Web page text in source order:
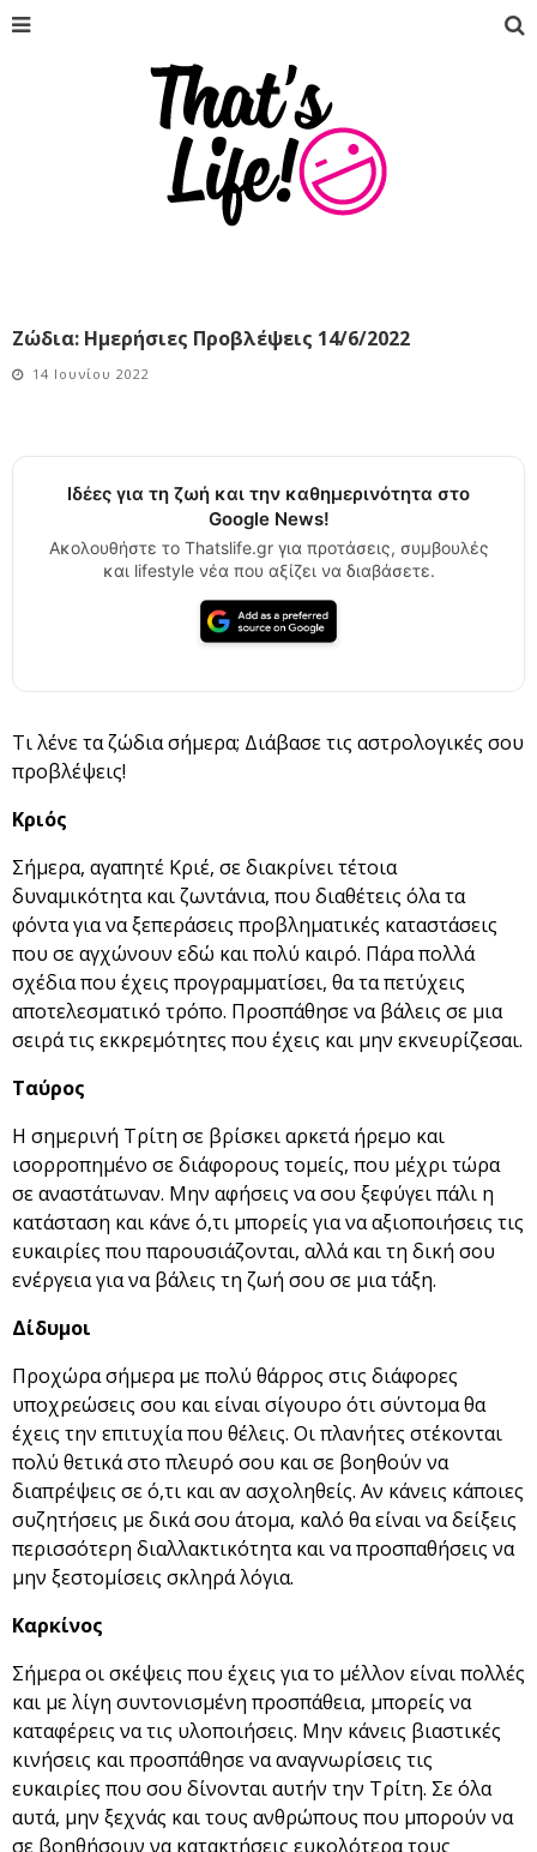
Ζώδια: Ημερήσιες Προβλέψεις 14/6/2022
14 Ιουνίου 2022
Ιδέες για τη ζωή και την καθημερινότητα στο
Google News!
Ακολουθήστε το Thatslife.gr για προτάσεις, συμβουλές
και lifestyle νέα που αξίζει να διαβάσετε.
Τι λένε τα ζώδια σήμερα; Διάβασε τις αστρολογικές σου
προβλέψεις!
Κριός
Σήμερα, αγαπητέ Κριέ, σε διακρίνει τέτοια
δυναμικότητα και ζωντάνια, που διαθέτεις όλα τα
φόντα για να ξεπεράσεις προβληματικές καταστάσεις
που σε αγχώνουν εδώ και πολύ καιρό. Πάρα πολλά
σχέδια που έχεις προγραμματίσει, θα τα πετύχεις
αποτελεσματικό τρόπο. Προσπάθησε να βάλεις σε μια
σειρά τις εκκρεμότητες που έχεις και μην εκνευρίζεσαι.
Ταύρος
Η σημερινή Τρίτη σε βρίσκει αρκετά ήρεμο και
ισορροπημένο σε διάφορους τομείς, που μέχρι τώρα
σε αναστάτωναν. Μην αφήσεις να σου ξεφύγει πάλι η
κατάσταση και κάνε ό,τι μπορείς για να αξιοποιήσεις τις
ευκαιρίες που παρουσιάζονται, αλλά και τη δική σου
ενέργεια για να βάλεις τη ζωή σου σε μια τάξη.
Δίδυμοι
Προχώρα σήμερα με πολύ θάρρος στις διάφορες
υποχρεώσεις σου και είναι σίγουρο ότι σύντομα θα
έχεις την επιτυχία που θέλεις. Οι πλανήτες στέκονται
πολύ θετικά στο πλευρό σου και σε βοηθούν να
διαπρέψεις σε ό,τι και αν ασχοληθείς. Αν κάνεις κάποιες
συζητήσεις με δικά σου άτομα, καλό θα είναι να δείξεις
περισσότερη διαλλακτικότητα και να προσπαθήσεις να
μην ξεστομίσεις σκληρά λόγια.
Καρκίνος
Σήμερα οι σκέψεις που έχεις για το μέλλον είναι πολλές
και με λίγη συντονισμένη προσπάθεια, μπορείς να
καταφέρεις να τις υλοποιήσεις. Μην κάνεις βιαστικές
κινήσεις και προσπάθησε να αναγνωρίσεις τις
ευκαιρίες που σου δίνονται αυτήν την Τρίτη. Σε όλα
αυτά, μην ξεχνάς και τους ανθρώπους που μπορούν να
σε βοηθήσουν να κατακτήσεις ευκολότερα τους